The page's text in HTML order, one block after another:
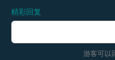
精彩回复
游客可以